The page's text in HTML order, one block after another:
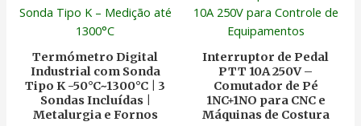
Termómetro Digital
Industrial com Sonda
Tipo K -50°C~1300°C | 3
Sondas Incluídas |
Metalurgia e Fornos
Interruptor de Pedal
PTT 10A 250V –
Comutador de Pé
1NC+1NO para CNC e
Máquinas de Costura